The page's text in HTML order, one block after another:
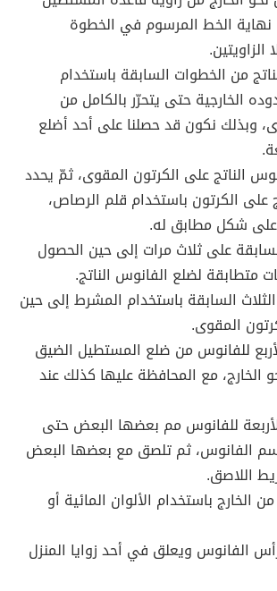
نهاية الخط المرسوم في الخطوة
من الخطوات السابقة باستخدام
الخارجية حتى يتحرّر بالكامل من
وبذلك نكون قد حصلنا على أحد أضلع
الناتج على الكرتون المقوى، ثمّ يحدد
على الكرتون باستخدام قلم الرصاص،
شكل مطابق له.
على ثلاث مرات إلى حين الحصول
متطابقة لضلع الفانوس الناتج.
السابقة باستخدام المشرط إلى حين
المقوى.
للفانوس من ضلع المستطيل الضيق
الخارج، مع المحافظة عليها كذلك عند
للفانوس مم بعضها البعض حتى
الفانوس، ثم تلصق مع بعضها البعض
اللاصق.
الخارج باستخدام الألوان المائية أو
الفانوس ويعلق في أحد زوايا المنزل